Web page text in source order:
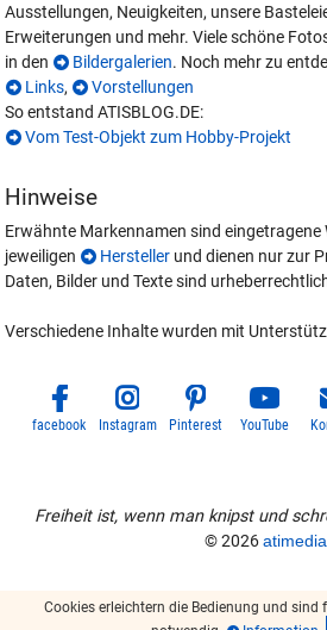
Ausstellungen, Neuigkeiten, unsere
Erweiterungen und mehr. Viele schöne
in den
Bildergalerien. Noch mehr zu
Links,
Vorstellungen
So entstand ATISBLOG.DE:
Vom Test-Objekt zum Hobby-Projekt
Hinweise
Erwähnte Markennamen sind eingetragene
jeweiligen
Hersteller und dienen nur zur
Daten, Bilder und Texte sind
Verschiedene Inhalte wurden mit
facebook Instagram Pinterest YouTube
Freiheit ist, wenn man knipst und
© 2026atimedia
Cookies erleichtern die Bedienung und